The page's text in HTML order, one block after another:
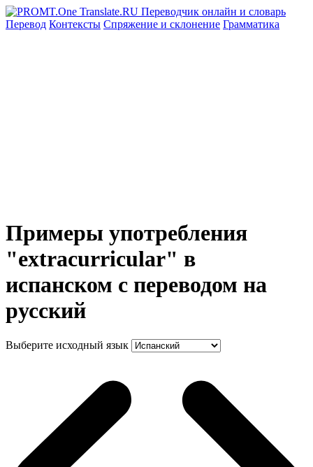
Перевод Контексты Спряжение и склонение Грамматика
Примеры употребления
"extracurricular" в
испанском с переводом на
русский
Выберите исходный язык